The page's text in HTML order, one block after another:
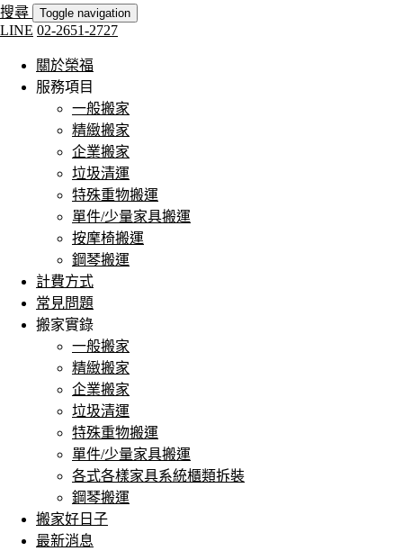
搜尋 Toggle navigation
LINE 02-2651-2727
關於榮福
服務項目
一般搬家
精緻搬家
企業搬家
垃圾清運
特殊重物搬運
單件/少量家具搬運
按摩椅搬運
鋼琴搬運
計費方式
常見問題
搬家實錄
一般搬家
精緻搬家
企業搬家
垃圾清運
特殊重物搬運
單件/少量家具搬運
各式各樣家具系統櫃類拆裝
鋼琴搬運
搬家好日子
最新消息